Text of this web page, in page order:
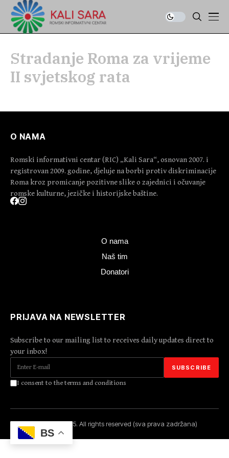
Stradanje Roma za vrijeme
II svjetskog rata
O NAMA
Romski informativni centar (RIC) „Kali Sara“, osnovan 2007. i
registrovan 2009. godine, djeluje na borbi protiv diskriminacije
Roma kroz promicanje pozitivne slike o zajednici i očuvanje
romske kulturne, jezičke i historijske baštine.
O nama
Naš tim
Donatori
PRIJAVA NA NEWSLETTER
Subscribe to our mailing list to receives daily updates direct to
your inbox!
I consent to the terms and conditions
Copyright 2025. All rights reserved (sva prava zadržana)
BS